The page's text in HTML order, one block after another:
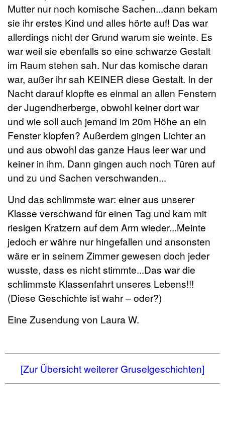
Mutter nur noch komische Sachen...dann bekam
sie ihr erstes Kind und alles hörte auf! Das war
allerdings nicht der Grund warum sie weinte. Es
war weil sie ebenfalls so eine schwarze Gestalt
im Raum stehen sah. Nur das komische daran
war, außer ihr sah KEINER diese Gestalt. In der
Nacht darauf klopfte es einmal an allen Fenstern
der Jugendherberge, obwohl keiner dort war
und wie soll auch jemand im 20m Höhe an ein
Fenster klopfen? Außerdem gingen Lichter an
und aus obwohl das ganze Haus leer war und
keiner in ihm. Dann gingen auch noch Türen auf
und zu und Sachen verschwanden...
Und das schlimmste war: einer aus unserer
Klasse verschwand für einen Tag und kam mit
riesigen Kratzern auf dem Arm wieder...Meinte
jedoch er währe nur hingefallen und ansonsten
wäre er in seinem Zimmer gewesen doch jeder
wusste, dass es nicht stimmte...Das war die
schlimmste Klassenfahrt unseres Lebens!!!
(Diese Geschichte ist wahr – oder?)
Eine Zusendung von Laura W.
[Zur Übersicht weiterer Gruselgeschichten]